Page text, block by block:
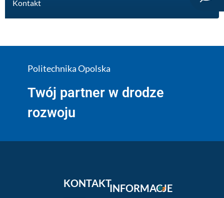
Kontakt
Politechnika Opolska
Twój partner w drodze
rozwoju
KONTAKTINFORMACJE